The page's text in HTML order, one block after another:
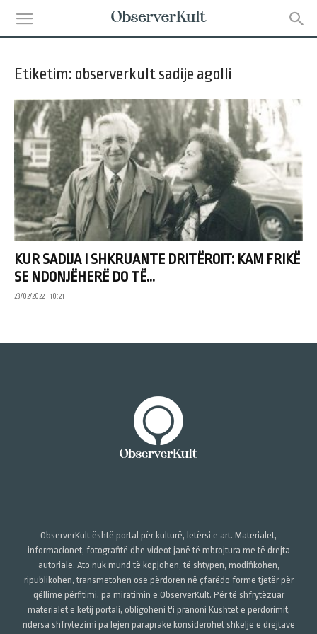
Etiketim: observerkult sadije agolli
KUR SADIJA I SHKRUANTE DRITËROIT: KAM FRIKË
SE NDONJËHERË DO TË...
23/02/2022 • 10:21
ObserverKult është portal për kulturë, letërsi e art. Materialet,
informacionet, fotografitë dhe videot janë të mbrojtura me të drejta
autoriale. Ato nuk mund të kopjohen, të shtypen, modifikohen,
ripublikohen, transmetohen ose përdoren në çfarëdo forme tjetër për
qëllime përfitimi, pa miratimin e ObserverKult. Për të shfrytëzuar
materialet e këtij portali, obligoheni t'i pranoni Kushtet e përdorimit,
ndërsa shfrytëzimi pa lejen paraprake konsiderohet shkelje e drejtave